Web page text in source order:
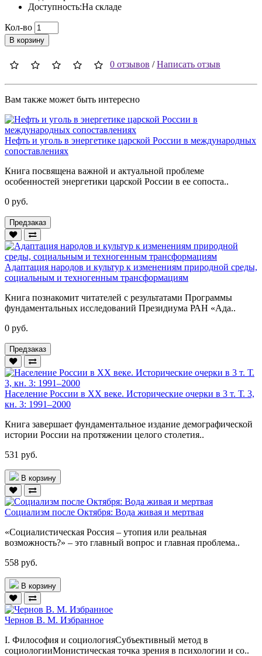
Доступность:На складе
Кол-во
В корзину
0 отзывов /Написать отзыв
Вам также может быть интересно
Нефть и уголь в энергетике царской России в международных
сопоставлениях
Книга посвящена важной и актуальной проблеме
особенностей энергетики царской России в ее сопоста..
0 руб.
Предзаказ
Адаптация народов и культур к изменениям природной среды,
социальным и техногенным трансформациям
Книга познакомит читателей с результатами Программы
фундаментальных исследований Президиума РАН «Ада..
0 руб.
Предзаказ
Население России в ХХ веке. Исторические очерки в 3 т. Т. 3,
кн. 3: 1991–2000
Книга завершает фундаментальное издание демографической
истории России на протяжении целого столетия..
531 руб.
В корзину
Социализм после Октября: Вода живая и мертвая
«Социалистическая Россия – утопия или реальная
возможность?» – это главный вопрос и главная проблема..
558 руб.
В корзину
Чернов В. М. Избранное
I. Философия и социологияСубъективный метод в
социологииМонистическая точка зрения в психологии и со..